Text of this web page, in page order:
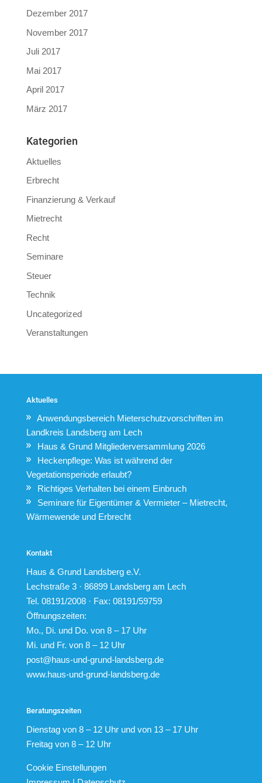
Dezember 2017
November 2017
Juli 2017
Mai 2017
April 2017
März 2017
Kategorien
Aktuelles
Erbrecht
Finanzierung & Verkauf
Mietrecht
Recht
Seminare
Steuer
Technik
Uncategorized
Veranstaltungen
Aktuelles
Anwendungsbereich Mieterschutzvorschriften im
Landkreis Landsberg am Lech
Haus & Grund Mitgliederversammlung 2026
Heckenpflege: Was ist während der
Vegetationsperiode erlaubt?
Richtiges Verhalten bei einem Einbruch
Seminare für Eigentümer & Vermieter – Mietrecht,
Wärmewende und Erbrecht
Kontakt
Haus & Grund Landsberg e.V.
Lechstraße 3 · 86899 Landsberg am Lech
Tel. 08191/2008 · Fax: 08191/59759
Öffnungszeiten:
Mo., Di. und Do. von 8 – 17 Uhr
Mi. und Fr. von 8 – 12 Uhr
post@haus-und-grund-landsberg.de
www.haus-und-grund-landsberg.de
Beratungszeiten
Dienstag von 8 – 12 Uhr und von 13 – 17 Uhr
Freitag von 8 – 12 Uhr
Cookie Einstellungen